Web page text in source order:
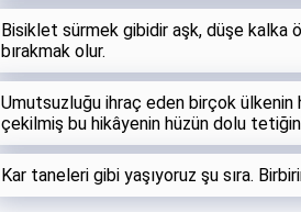
Bisiklet sürmek gibidir aşk, düşe kalka
bırakmak olur.
Umutsuzluğu ihraç eden birçok ülkenin
çekilmiş bu hikâyenin hüzün dolu
Kar taneleri gibi yaşıyoruz şu sıra.